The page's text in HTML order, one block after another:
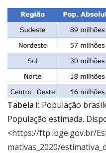
Tabela I: População
População estimada.
<https://ftp.ibge.gov.br/
mativas_2020/